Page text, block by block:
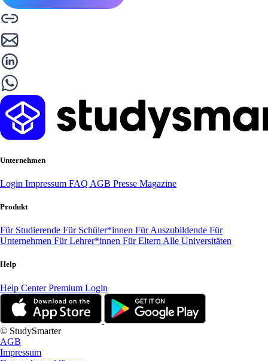
Unternehmen
Login Impressum FAQ AGB Presse Magazine
Produkt
Für Studierende Für Schüler*innen Für Auszubildende Für
Unternehmen Für Lehrer*innen Für Eltern Alle Universitäten
Help
Help CenterPremium Login
© StudySmarter
AGB
Impressum